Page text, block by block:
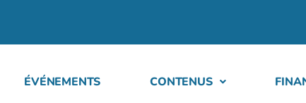
ÉVÉNEMENTS CONTENUS